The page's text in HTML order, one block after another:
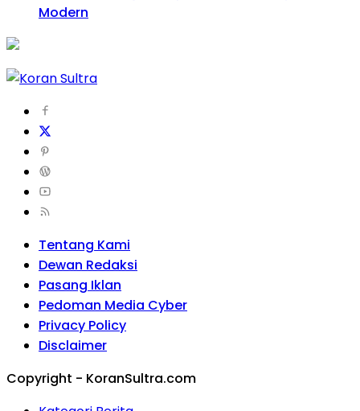
Modern
Tentang Kami
Dewan Redaksi
Pasang Iklan
Pedoman Media Cyber
Privacy Policy
Disclaimer
Copyright - KoranSultra.com